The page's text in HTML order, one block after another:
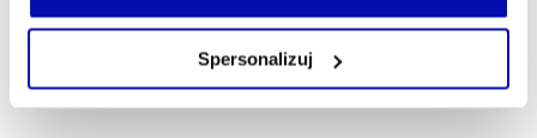
własnej przeglądarce internetowej lub po wybraniu opcji
Spersonalizuj